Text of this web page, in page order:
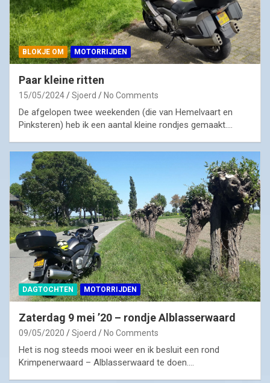
BLOKJE OM MOTORRIJDEN
Paar kleine ritten
15/05/2024 Sjoerd No Comments
De afgelopen twee weekenden (die van Hemelvaart en
Pinksteren) heb ik een aantal kleine rondjes gemaakt.…
DAGTOCHTEN MOTORRIJDEN
Zaterdag 9 mei ’20 – rondje Alblasserwaard
09/05/2020 Sjoerd No Comments
Het is nog steeds mooi weer en ik besluit een rond
Krimpenerwaard – Alblasserwaard te doen.…